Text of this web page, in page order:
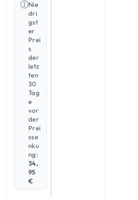
Nie
dri
gst
er
Prei
s
der
letz
ten
30
Tag
e
vor
der
Prei
sse
nku
ng:
34,
95
€